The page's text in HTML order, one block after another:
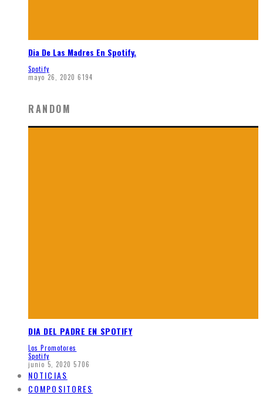
Dia De Las Madres En Spotify.
Spotify
mayo 26, 2020 6194
RANDOM
DIA DEL PADRE EN SPOTIFY
Los Promotores
Spotify
junio 5, 2020 5706
NOTICIAS
COMPOSITORES